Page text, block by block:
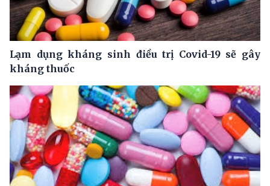
Lạm dụng kháng sinh điều trị Covid-19 sẽ gây
kháng thuốc